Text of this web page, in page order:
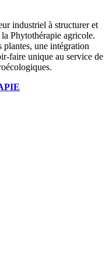
industriel à structurer et
Phytothérapie agricole.
plantes, une intégration
faire unique au service de